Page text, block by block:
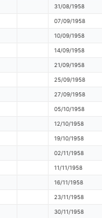
31/08/1958
07/09/1958
10/09/1958
14/09/1958
21/09/1958
25/09/1958
27/09/1958
05/10/1958
12/10/1958
19/10/1958
02/11/1958
11/11/1958
16/11/1958
23/11/1958
30/11/1958